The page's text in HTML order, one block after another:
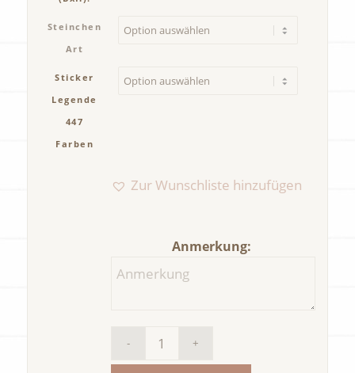
Steinchen
Art
Sticker
Legende
447
Farben
Zur Wunschliste hinzufügen
Anmerkung: